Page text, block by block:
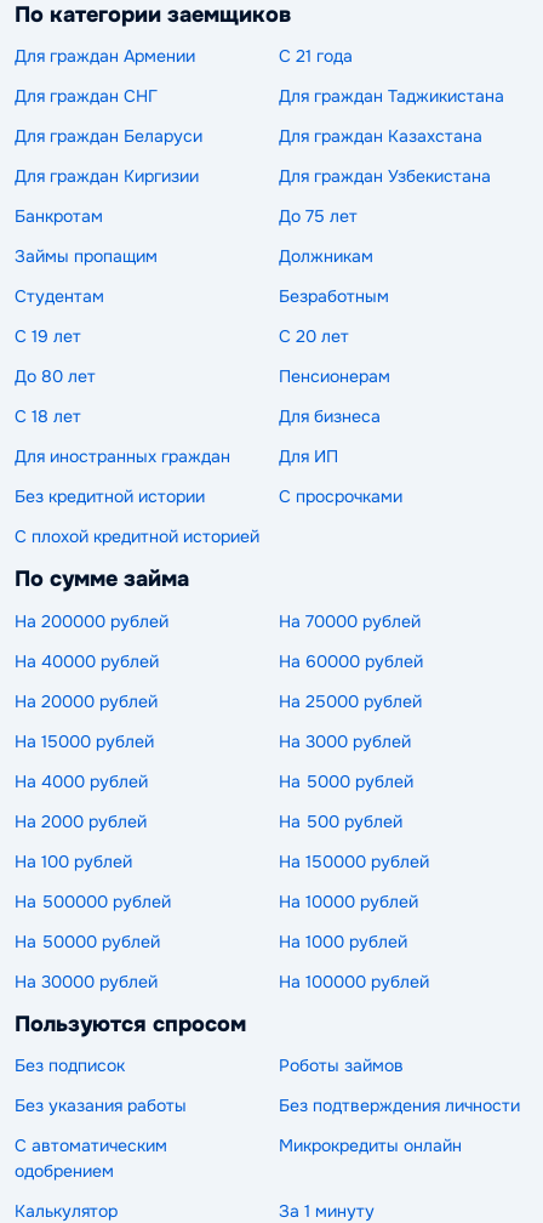
По категории заемщиков
Для граждан Армении
С 21 года
Для граждан СНГ
Для граждан Таджикистана
Для граждан Беларуси
Для граждан Казахстана
Для граждан Киргизии
Для граждан Узбекистана
Банкротам
До 75 лет
Займы пропащим
Должникам
Студентам
Безработным
С 19 лет
С 20 лет
До 80 лет
Пенсионерам
С 18 лет
Для бизнеса
Для иностранных граждан
Для ИП
Без кредитной истории
С просрочками
С плохой кредитной историей
По сумме займа
На 200000 рублей
На 70000 рублей
На 40000 рублей
На 60000 рублей
На 20000 рублей
На 25000 рублей
На 15000 рублей
На 3000 рублей
На 4000 рублей
На 5000 рублей
На 2000 рублей
На 500 рублей
На 100 рублей
На 150000 рублей
На 500000 рублей
На 10000 рублей
На 50000 рублей
На 1000 рублей
На 30000 рублей
На 100000 рублей
Пользуются спросом
Без подписок
Роботы займов
Без указания работы
Без подтверждения личности
С автоматическим
одобрением
Микрокредиты онлайн
Калькулятор
За 1 минуту